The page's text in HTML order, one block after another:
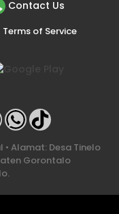
Contact Us
Terms of Service
Alamat: Desa Tinelo
Gorontalo